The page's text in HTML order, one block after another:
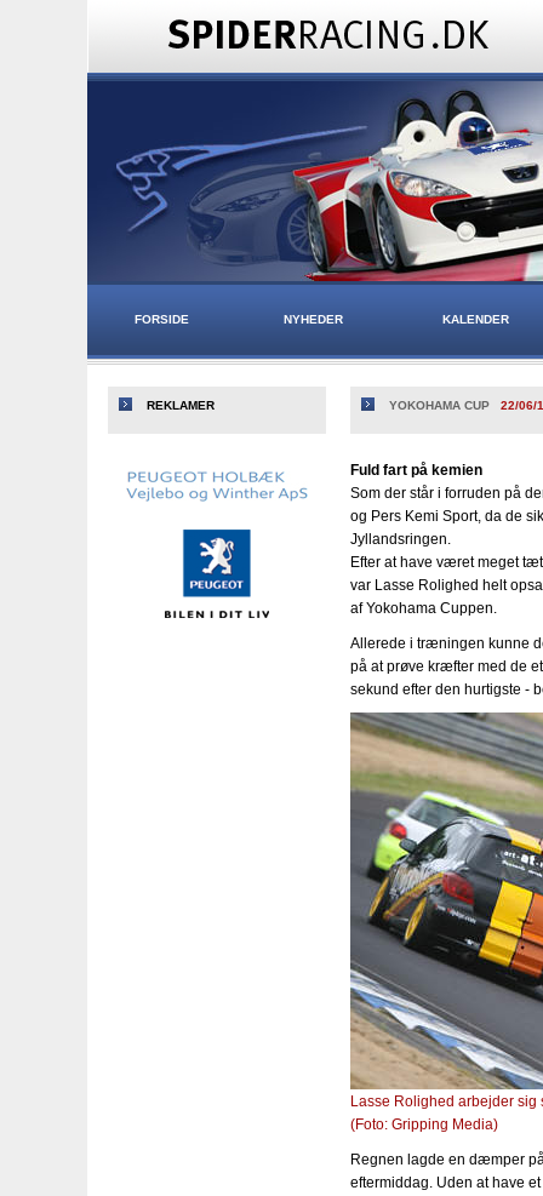
FORSIDE NYHEDER KALENDER
YOKOHAMA CUP 22/06/
Fuld fart på kemien
Som der står i forruden på
og Pers Kemi Sport, da de
Jyllandsringen.
Efter at have været meget
var Lasse Rolighed helt
af Yokohama Cuppen.
Allerede i træningen kunne
på at prøve kræfter med de
sekund efter den hurtigste -
Lasse Rolighed arbejder sig
(Foto: Gripping Media)
Regnen lagde en dæmper
eftermiddag. Uden at have
REKLAMER